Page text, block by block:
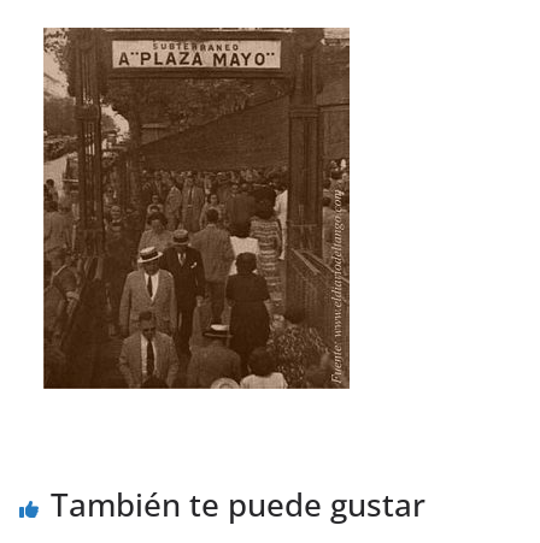
También te puede gustar